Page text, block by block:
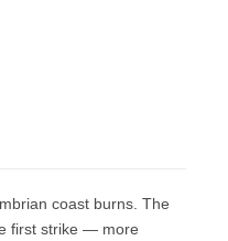
coast burns. The
first strike — more